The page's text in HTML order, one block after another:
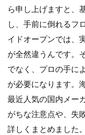
ら申し上げますと、
し、手前に倒れるフ
イドオープンでは、
が全然違うんです。
でなく、プロの手に
が必要になります。
最近人気の国内メー
がちな注意点や、失
詳しくまとめました